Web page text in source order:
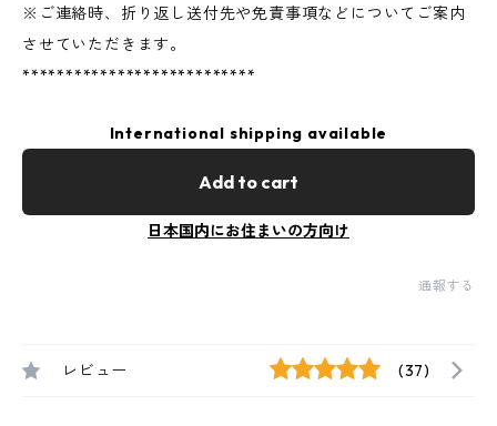
※ご連絡時、折り返し送付先や免責事項などについてご案内
させていただきます。
***************************
International shipping available
Add to cart
日本国内にお住まいの方向け
通報する
レビュー (37)